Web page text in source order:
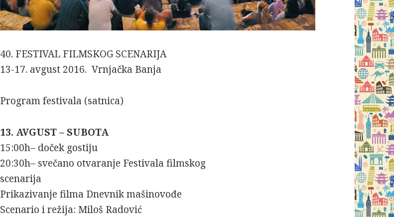
40. FESTIVAL FILMSKOG SCENARIJA
13-17. avgust 2016. Vrnjačka Banja
Program festivala (satnica)
13. AVGUST – SUBOTA
15:00h– doček gostiju
20:30h– svečano otvaranje Festivala filmskog
scenarija
Prikazivanje filma Dnevnik mašinovođe
Scenario i režija: Miloš Radović